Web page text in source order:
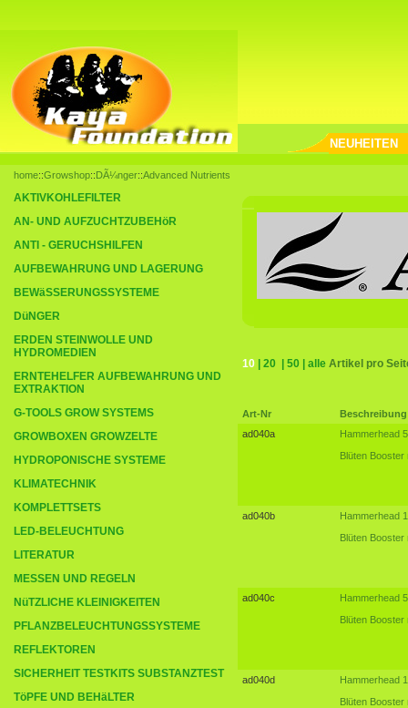
NEUHEITEN
home::Growshop::DÃ¼nger::Advanced Nutrients
AKTIVKOHLEFILTER
AN- UND AUFZUCHTZUBEHöR
ANTI - GERUCHSHILFEN
AUFBEWAHRUNG UND LAGERUNG
BEWäSSERUNGSSYSTEME
DüNGER
ERDEN STEINWOLLE UND
HYDROMEDIEN
ERNTEHELFER AUFBEWAHRUNG UND
EXTRAKTION
G-TOOLS GROW SYSTEMS
GROWBOXEN GROWZELTE
HYDROPONISCHE SYSTEME
KLIMATECHNIK
KOMPLETTSETS
LED-BELEUCHTUNG
LITERATUR
MESSEN UND REGELN
NüTZLICHE KLEINIGKEITEN
PFLANZBELEUCHTUNGSSYSTEME
REFLEKTOREN
SICHERHEIT TESTKITS SUBSTANZTEST
TöPFE UND BEHäLTER
10 20 50 alle Artikel pro
Art-Nr
Beschreibung
ad040a
Hammerhead
Blüten Booster
ad040b
Hammerhead
Blüten Booster
ad040c
Hammerhead
Blüten Booster
ad040d
Hammerhead
Blüten Booster